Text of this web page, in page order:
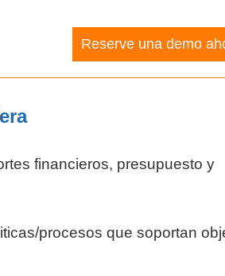
Reserve una demo
financieros, presupuesto y
procesos que soportan